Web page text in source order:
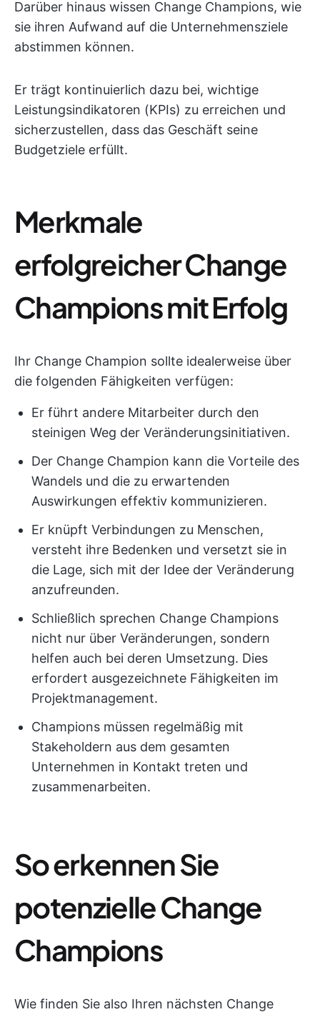
Darüber hinaus wissen Change Champions, wie
sie ihren Aufwand auf die Unternehmensziele
abstimmen können.
Er trägt kontinuierlich dazu bei, wichtige
Leistungsindikatoren (KPIs) zu erreichen und
sicherzustellen, dass das Geschäft seine
Budgetziele erfüllt.
Merkmale
erfolgreicher Change
Champions mit Erfolg
Ihr Change Champion sollte idealerweise über
die folgenden Fähigkeiten verfügen:
Er führt andere Mitarbeiter durch den
steinigen Weg der Veränderungsinitiativen.
Der Change Champion kann die Vorteile des
Wandels und die zu erwartenden
Auswirkungen effektiv kommunizieren.
Er knüpft Verbindungen zu Menschen,
versteht ihre Bedenken und versetzt sie in
die Lage, sich mit der Idee der Veränderung
anzufreunden.
Schließlich sprechen Change Champions
nicht nur über Veränderungen, sondern
helfen auch bei deren Umsetzung. Dies
erfordert ausgezeichnete Fähigkeiten im
Projektmanagement.
Champions müssen regelmäßig mit
Stakeholdern aus dem gesamten
Unternehmen in Kontakt treten und
zusammenarbeiten.
So erkennen Sie
potenzielle Change
Champions
Wie finden Sie also Ihren nächsten Change